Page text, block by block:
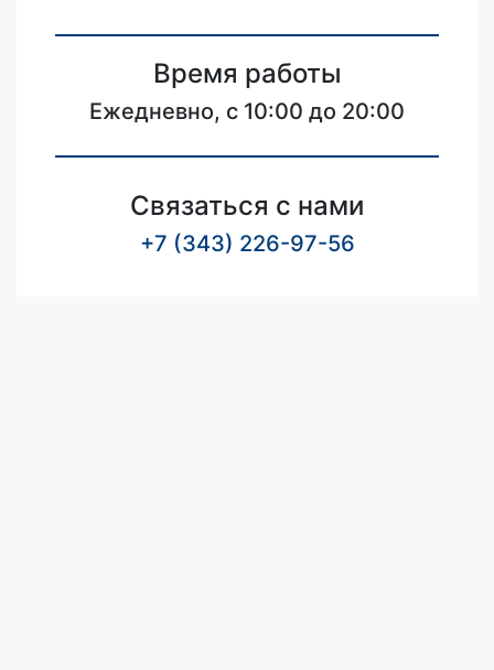
Время работы
Ежедневно, с 10:00 до 20:00
Связаться с нами
+7 (343) 226-97-56